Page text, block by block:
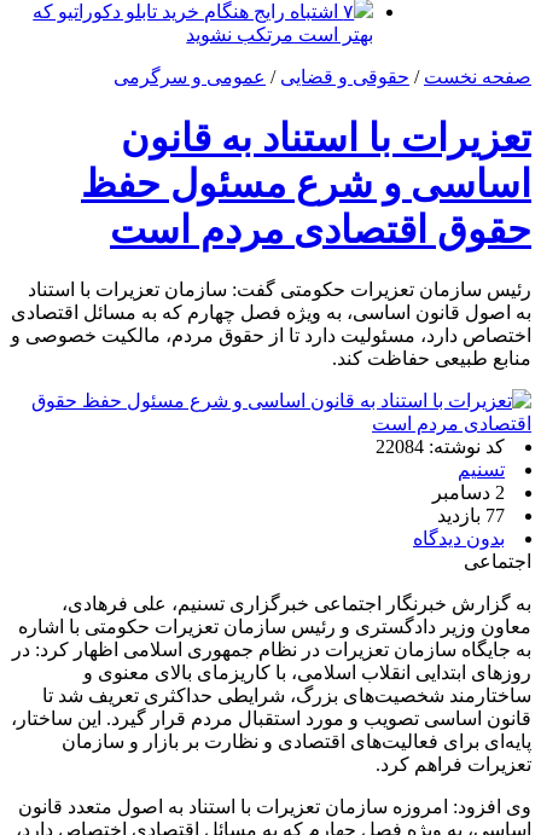
۷ اشتباه رایج هنگام خرید تابلو دکوراتیو که
بهتر است مرتکب نشوید
صفحه نخست / حقوقی و قضایی / عمومی و سرگرمی
تعزیرات با استناد به قانون
اساسی و شرع مسئول حفظ
حقوق اقتصادی مردم است
رئیس سازمان تعزیرات حکومتی گفت: سازمان تعزیرات با استناد
به اصول قانون اساسی، به ویژه فصل چهارم که به مسائل اقتصادی
اختصاص دارد، مسئولیت دارد تا از حقوق مردم، مالکیت خصوصی و
منابع طبیعی حفاظت کند.
کد نوشته: 22084
تسنیم
2 دسامبر
77 بازدید
بدون دیدگاه
اجتماعی
به گزارش خبرنگار اجتماعی خبرگزاری تسنیم، علی فرهادی،
معاون وزیر دادگستری و رئیس سازمان تعزیرات حکومتی با اشاره
به جایگاه سازمان تعزیرات در نظام جمهوری اسلامی اظهار کرد: در
روزهای ابتدایی انقلاب اسلامی، با کاریزمای بالای معنوی و
ساختارمند شخصیت‌های بزرگ، شرایطی حداکثری تعریف شد تا
قانون اساسی تصویب و مورد استقبال مردم قرار گیرد. این ساختار،
پایه‌ای برای فعالیت‌های اقتصادی و نظارت بر بازار و سازمان
تعزیرات فراهم کرد.
وی افزود: امروزه سازمان تعزیرات با استناد به اصول متعدد قانون
اساسی، به ویژه فصل چهارم که به مسائل اقتصادی اختصاص دارد،